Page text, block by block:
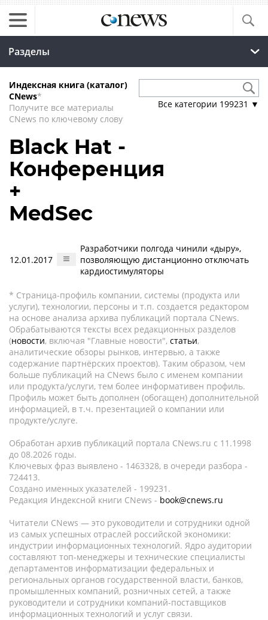
Разделы
Индексная книга (каталог)
CNews*
Получите все материалы
CNews по ключевому слову
Все категории 199231 ▼
Black Hat -
Конференция
+
MedSec
12.01.2017
Разработчики полгода чинили «дыру»,
позволяющую дистанционно отключать
кардиостимуляторы
* Страница-профиль компании, системы (продукта или
услуги), технологии, персоны и т.п. создается редактором
на основе анализа архива публикаций портала CNews.
Обрабатываются тексты всех редакционных разделов
(новости, включая "Главные новости", статьи,
аналитические обзоры рынков, интервью, а также
содержание партнёрских проектов). Таким образом, чем
больше публикаций на CNews было с именем компании
или продукта/услуги, тем более информативен профиль.
Профиль может быть дополнен (обогащен) дополнительной
информацией, в т.ч. презентацией о компании или
продукте/услуге.
Обработан архив публикаций портала CNews.ru c 11.1998
до 08.2026 годы.
Ключевых фраз выявлено - 1463328, в очереди разбора -
724413.
Создано именных указателей - 199231.
Редакция Индексной книги CNews - book@cnews.ru
Читатели CNews — это руководители и сотрудники одной
из самых успешных отраслей российской экономики:
индустрии информационных технологий. Ядро аудитории
составляют топ-менеджеры и технические специалисты
департаментов информатизации федеральных и
региональных органов государственной власти, банков,
промышленных компаний, розничных сетей, а также
руководители и сотрудники компаний-поставщиков
информационных технологий и услуг связи.